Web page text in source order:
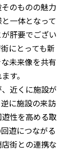
のものの魅力
一体となって
肝要でござい
にとっても新
未来像を共有
す。
近くに施設が
に施設の来訪
性を高める取
遊につながる
街との連携な